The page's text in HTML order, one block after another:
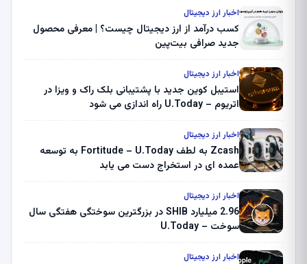
اخبار ارز دیجیتال
کسب درآمد از ارز دیجیتال چیست؟ | معرفی محصول
جدید صرافی بیت‌پین
اخبار ارز دیجیتال
استیبل کوین جدید با پشتیبانی بلک راک و ویزا در
اتریوم – U.Today راه اندازی می شود
اخبار ارز دیجیتال
Zcash به لطف Fortitude – U.Today به توسعه
عمده ای در استخراج دست می یابد
اخبار ارز دیجیتال
2.96 میلیارد SHIB در بزرگترین سوختگی هفتگی سال
سوخت – U.Today
اخبار ارز دیجیتال